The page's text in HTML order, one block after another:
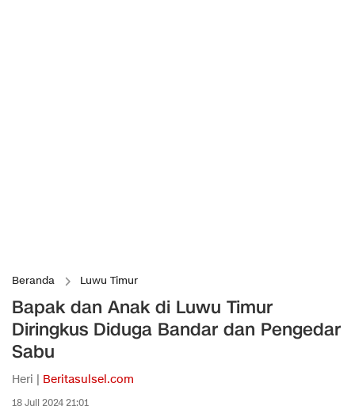
Beranda Luwu Timur
Bapak dan Anak di Luwu Timur
Diringkus Diduga Bandar dan Pengedar
Sabu
Heri | Beritasulsel.com
18 Juli 2024 21:01